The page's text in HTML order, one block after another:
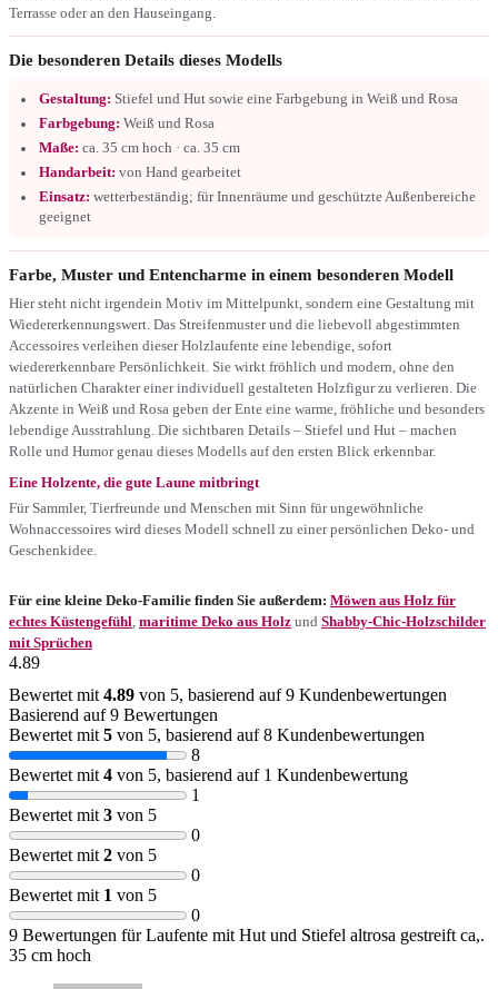
Terrasse oder an den Hauseingang.
Die besonderen Details dieses Modells
Gestaltung: Stiefel und Hut sowie eine Farbgebung in Weiß und Rosa
Farbgebung: Weiß und Rosa
Maße: ca. 35 cm hoch · ca. 35 cm
Handarbeit: von Hand gearbeitet
Einsatz: wetterbeständig; für Innenräume und geschützte Außenbereiche
geeignet
Farbe, Muster und Entencharme in einem besonderen Modell
Hier steht nicht irgendein Motiv im Mittelpunkt, sondern eine Gestaltung mit
Wiedererkennungswert. Das Streifenmuster und die liebevoll abgestimmten
Accessoires verleihen dieser Holzlaufente eine lebendige, sofort
wiedererkennbare Persönlichkeit. Sie wirkt fröhlich und modern, ohne den
natürlichen Charakter einer individuell gestalteten Holzfigur zu verlieren. Die
Akzente in Weiß und Rosa geben der Ente eine warme, fröhliche und besonders
lebendige Ausstrahlung. Die sichtbaren Details – Stiefel und Hut – machen
Rolle und Humor genau dieses Modells auf den ersten Blick erkennbar.
Eine Holzente, die gute Laune mitbringt
Für Sammler, Tierfreunde und Menschen mit Sinn für ungewöhnliche
Wohnaccessoires wird dieses Modell schnell zu einer persönlichen Deko- und
Geschenkidee.
Für eine kleine Deko-Familie finden Sie außerdem: Möwen aus Holz für
echtes Küstengefühl maritime Deko aus Holz und Shabby-Chic-Holzschilder
mit Sprüchen
4.89
Bewertet mit 4.89 von 5, basierend auf9 Kundenbewertungen
Basierend auf 9 Bewertungen
Bewertet mit 5 von 5, basierend auf8 Kundenbewertungen
8
Bewertet mit 4 von 5, basierend auf 1 Kundenbewertung
1
Bewertet mit 3 von 5
0
Bewertet mit 2 von 5
0
Bewertet mit 1 von 5
0
9 Bewertungen fürLaufente mit Hut und Stiefel altrosa gestreift ca,.
35 cm hoch